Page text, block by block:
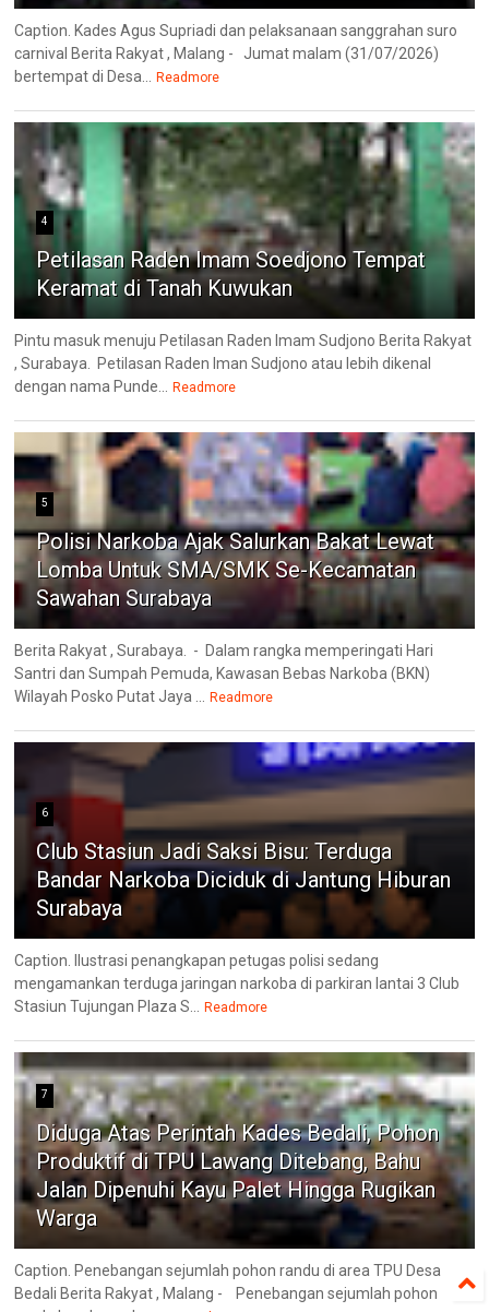
Caption. Kades Agus Supriadi dan pelaksanaan sanggrahan suro
carnival Berita Rakyat , Malang - Jumat malam (31/07/2026)
bertempat di Desa... Readmore
4
Petilasan Raden Imam Soedjono Tempat
Keramat di Tanah Kuwukan
Pintu masuk menuju Petilasan Raden Imam Sudjono Berita Rakyat
, Surabaya. Petilasan Raden Iman Sudjono atau lebih dikenal
dengan nama Punde... Readmore
5
Polisi Narkoba Ajak Salurkan Bakat Lewat
Lomba Untuk SMA/SMK Se-Kecamatan
Sawahan Surabaya
Berita Rakyat , Surabaya. - Dalam rangka memperingati Hari
Santri dan Sumpah Pemuda, Kawasan Bebas Narkoba (BKN)
Wilayah Posko Putat Jaya ... Readmore
6
Club Stasiun Jadi Saksi Bisu: Terduga
Bandar Narkoba Diciduk di Jantung Hiburan
Surabaya
Caption. Ilustrasi penangkapan petugas polisi sedang
mengamankan terduga jaringan narkoba di parkiran lantai 3 Club
Stasiun Tujungan Plaza S... Readmore
7
Diduga Atas Perintah Kades Bedali, Pohon
Produktif di TPU Lawang Ditebang, Bahu
Jalan Dipenuhi Kayu Palet Hingga Rugikan
Warga
Caption. Penebangan sejumlah pohon randu di area TPU Desa
Bedali Berita Rakyat , Malang - Penebangan sejumlah pohon